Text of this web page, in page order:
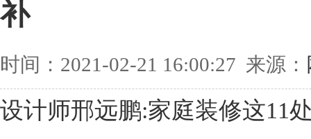
补
时间：2021-02-21 16:00:27 来源：
设计师邢远鹏:家庭装修这11